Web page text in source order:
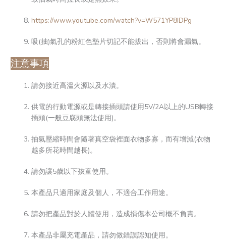
https://www.youtube.com/watch?v=W571YP8IDPg
吸(抽)氣孔的粉紅色墊片切記不能拔出，否則將會漏氣。
注意事項
請勿接近高溫火源以及水漬。
供電的行動電源或是轉接插頭請使用5V/2A以上的USB轉接
插頭(一般豆腐頭無法使用)。
抽氣壓縮時間會隨著真空袋裡面衣物多寡，而有增減(衣物
越多所花時間越長)。
請勿讓5歲以下孩童使用。
本產品只適用家庭及個人，不適合工作用途。
請勿把產品對於人體使用，造成損傷本公司概不負責。
本產品非屬充電產品，請勿做錯誤認知使用。